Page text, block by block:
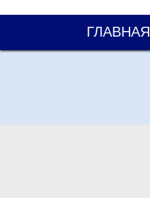
ГЛАВНАЯ